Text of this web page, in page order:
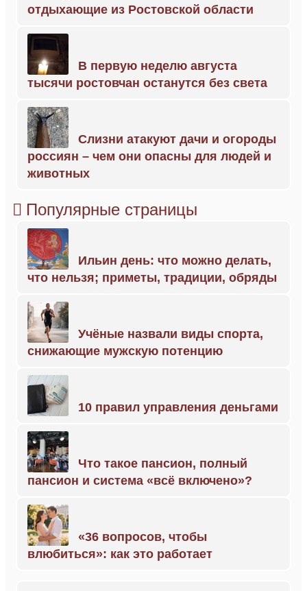
отдыхающие из Ростовской области
В первую неделю августа
тысячи ростовчан останутся без света
Слизни атакуют дачи и огороды
россиян – чем они опасны для людей и
животных
Популярные страницы
Ильин день: что можно делать,
что нельзя; приметы, традиции, обряды
Учёные назвали виды спорта,
снижающие мужскую потенцию
10 правил управления деньгами
Что такое пансион, полный
пансион и система «всё включено»?
«36 вопросов, чтобы
влюбиться»: как это работает